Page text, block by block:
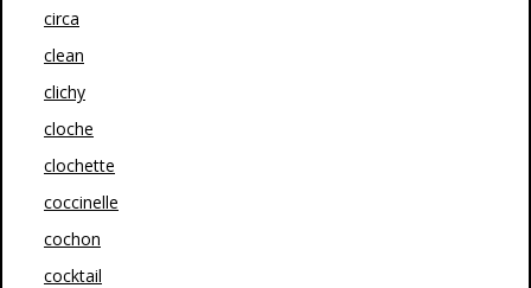
circa
clean
clichy
cloche
clochette
coccinelle
cochon
cocktail